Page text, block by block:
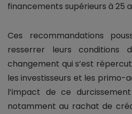
financements supérieurs à 25
Ces recommandations
resserrer leurs conditions
changement qui s’est
les investisseurs et les primo-
l’impact de ce
notamment au rachat de